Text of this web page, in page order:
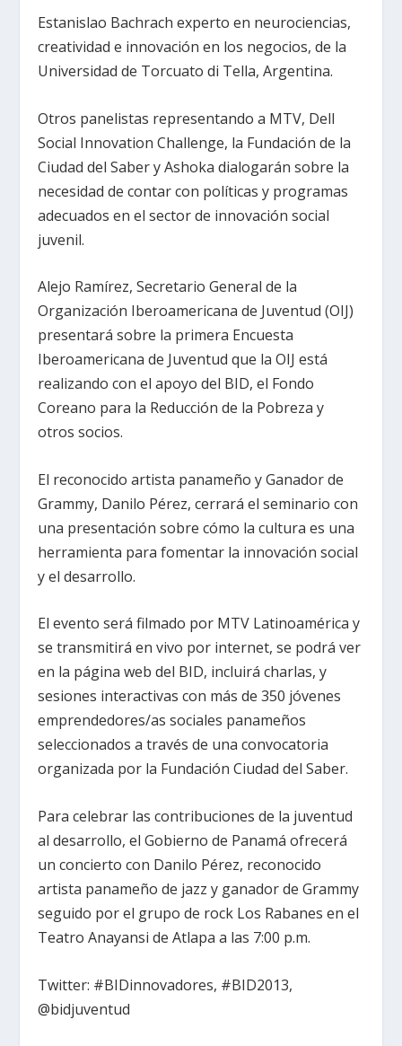
Estanislao Bachrach experto en neurociencias,
creatividad e innovación en los negocios, de la
Universidad de Torcuato di Tella, Argentina.
Otros panelistas representando a MTV, Dell
Social Innovation Challenge, la Fundación de la
Ciudad del Saber y Ashoka dialogarán sobre la
necesidad de contar con políticas y programas
adecuados en el sector de innovación social
juvenil.
Alejo Ramírez, Secretario General de la
Organización Iberoamericana de Juventud (OIJ)
presentará sobre la primera Encuesta
Iberoamericana de Juventud que la OIJ está
realizando con el apoyo del BID, el Fondo
Coreano para la Reducción de la Pobreza y
otros socios.
El reconocido artista panameño y Ganador de
Grammy, Danilo Pérez, cerrará el seminario con
una presentación sobre cómo la cultura es una
herramienta para fomentar la innovación social
y el desarrollo.
El evento será filmado por MTV Latinoamérica y
se transmitirá en vivo por internet, se podrá ver
en la página web del BID, incluirá charlas, y
sesiones interactivas con más de 350 jóvenes
emprendedores/as sociales panameños
seleccionados a través de una convocatoria
organizada por la Fundación Ciudad del Saber.
Para celebrar las contribuciones de la juventud
al desarrollo, el Gobierno de Panamá ofrecerá
un concierto con Danilo Pérez, reconocido
artista panameño de jazz y ganador de Grammy
seguido por el grupo de rock Los Rabanes en el
Teatro Anayansi de Atlapa a las 7:00 p.m.
Twitter: #BIDinnovadores, #BID2013,
@bidjuventud